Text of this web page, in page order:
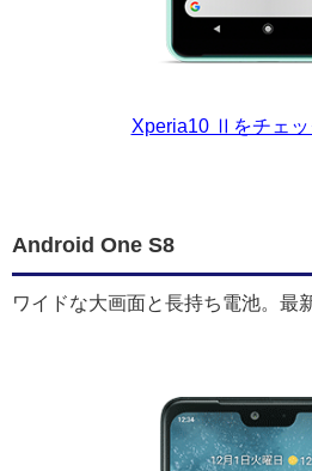
Xperia10 Ⅱをチェッ
Android One S8
ワイドな大画面と長持ち電池。最